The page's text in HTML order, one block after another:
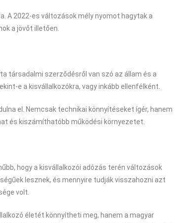
A 2022-es változások mély nyomot hagytak a
a jövőt illetően.
társadalmi szerződésről van szó az állam és a
e a kisvállalkozókra, vagy inkább ellenfélként.
el. Nemcsak technikai könnyítéseket ígér, hanem
és kiszámíthatóbb működési környezetet.
hogy a kisvállalkozói adózás terén változások
lesznek, és mennyire tudják visszahozni azt
volt.
életét könnyítheti meg, hanem a magyar